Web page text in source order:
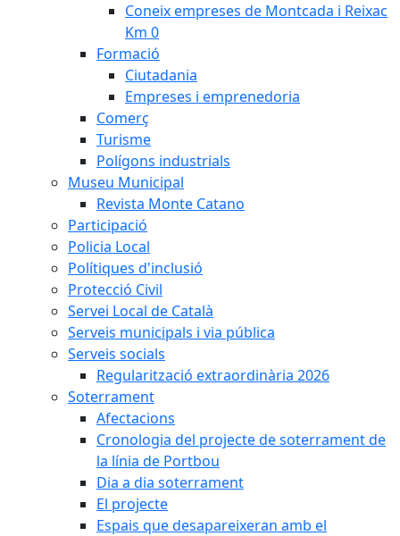
Coneix empreses de Montcada i Reixac
Km 0
Formació
Ciutadania
Empreses i emprenedoria
Comerç
Turisme
Polígons industrials
Museu Municipal
Revista Monte Catano
Participació
Policia Local
Polítiques d'inclusió
Protecció Civil
Servei Local de Català
Serveis municipals i via pública
Serveis socials
Regularització extraordinària 2026
Soterrament
Afectacions
Cronologia del projecte de soterrament de
la línia de Portbou
Dia a dia soterrament
El projecte
Espais que desapareixeran amb el